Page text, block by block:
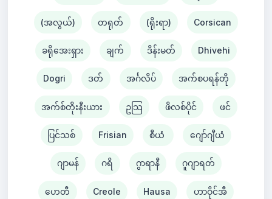
(အလွယ်) တရုတ် (ရိုးရာ) Corsican
ခရိုအေးရှား ချက် ဒိန်းမတ် Dhivehi
Dogri ဒတ် အင်္ဂလိပ် အက်စပရန်တို
အက်စ်တိုးနီးယား ဥသြ ဖိလစ်ပိုင် ဖင်
ပြင်သစ် Frisian စီယံ ​​ ဂျော်ဂျီယံ
ဂျာမန် ဂရိ ဂွာရာနီ ဂူဂျာရတ်
ဟေတီ Creole Hausa ဟာဝိုင်အီ